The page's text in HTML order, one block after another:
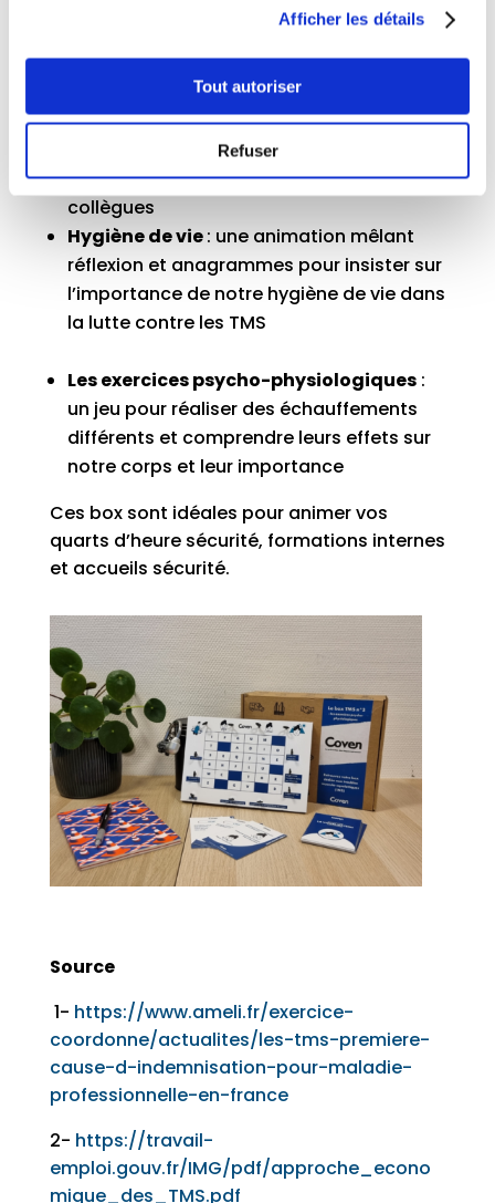
Afficher les détails
Tout autoriser
Refuser
Les signes précurseurs: un jeu de cartes
où il est essentiel de faire les bons choix
pour retrouverles principaux signes
des TMSet savoir les
reconnaître chez soi et chez ses
collègues
Hygiènede vie: une animation melant
réflexion et anagrammes pour insister sur
l’importance de notre hygiènede vie dans
la lutte contre les TMS
Les exercices psycho-physiologiques :
un jeu pour réaliserdes échauffements
différents et comprendre leurs effets sur
notre corps et leur importance
Ces box sont idéales pour animer vos
quarts d’heure sécurité, formations internes
et accueils sécurité.
Source
1- https://www.ameli.fr/exercice-
coordonne/actualites/les-tms-premiere-
cause-d-indemnisation-pour-maladie-
professionnelle-en-france
2- https://travail-
emploi.gouv.fr/IMG/pdf/approche_econo
mique_des_TMS.pdf